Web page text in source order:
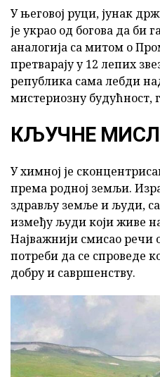
У његовој руци, јунак
је украо од богова да би
аналогија са митом о
претварају у 12 лепих
република сама лебди
мистериозну будућност,
КЉУЧНЕ
У химној је
према родној земљи.
здрављу земље и људи,
између људи који живе
Најважнији смисао речи
потреби да се спроведе
добру и савршенству.